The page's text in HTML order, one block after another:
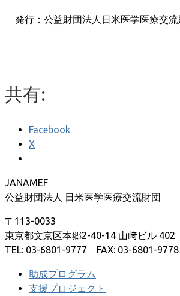
発行：公益財団法人日米医学医療交
共有:
Facebook
X
JANAMEF
公益財団法人 日米医学医療交流財団
〒113-0033
東京都文京区本郷2-40-14 山﨑ビル 402
TEL: 03-6801-9777 FAX: 03-6801-9778
助成プログラム
支援プロジェクト